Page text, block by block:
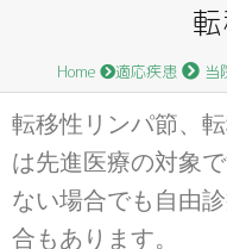
Home 適応疾患 当
転移性リンパ節、
は先進医療の対象
ない場合でも自由
合もあります。